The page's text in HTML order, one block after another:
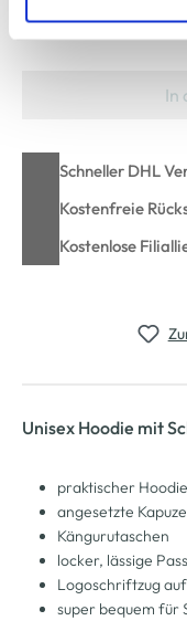
zu ändern oder zu
Cookie-Hinweis
Nicht
In
Schneller DHL
Kostenfreie
Kostenlose
Unisex Hoodie mit
praktischer
angesetzte Kapuze
Kängurutaschen
locker, lässige
Logoschriftzug
super bequem für